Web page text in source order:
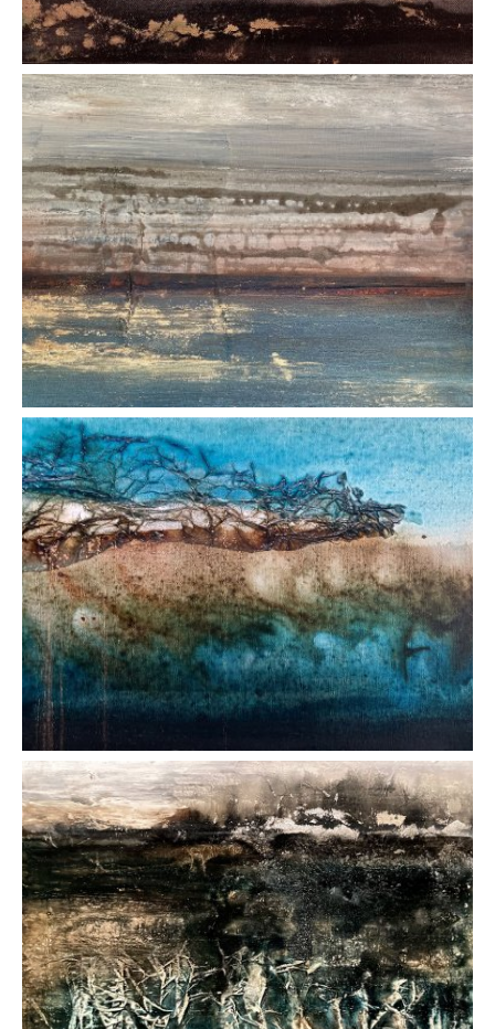
AFFICHER
AFFICHER
AFFICHER